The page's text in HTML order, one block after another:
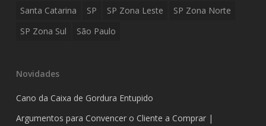
Santa Catarina
SP SP Zona Leste
SP Zona Norte
SP Zona Sul
São Paulo
Novidades
Cano da Caixa de Gordura Entupido
Argumentos para Convencer o Cliente a Comprar |